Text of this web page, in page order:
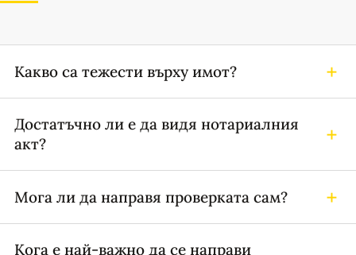
Какво са тежести върху имот?
Достатъчно ли е да видя нотариалния
акт?
Мога ли да направя проверката сам?
Кога е най-важно да се направи